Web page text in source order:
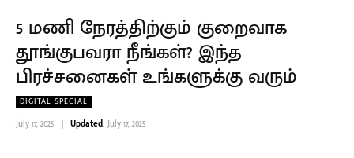
5 மணி நேரத்திற்கும் குறைவாக
தூங்குபவரா நீங்கள்? இந்த
பிரச்சனைகள் உங்களுக்கு வரும்
DIGITAL SPECIAL
July 17, 2025 Updated: July 17, 2025